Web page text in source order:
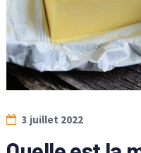
3 juillet 2022